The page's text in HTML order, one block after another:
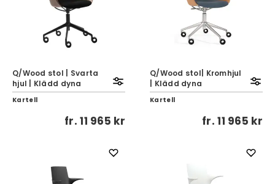
Q/Wood stol | Svarta
hjul | Klädd dyna
Kartell
fr.11 965 kr
Q/Wood stol| Kromhjul
| Klädd dyna
Kartell
fr.11 965 kr